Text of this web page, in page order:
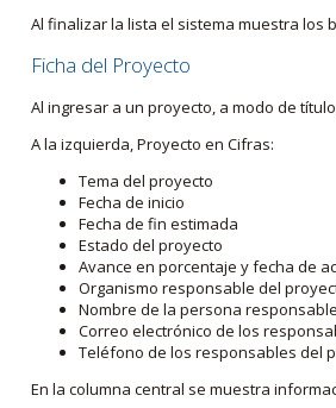
Al finalizar la lista el sistema muestra los
Ficha del Proyecto
Al ingresar a un proyecto, a modo de
A la izquierda, Proyecto en Cifras:
Tema del proyecto
Fecha de inicio
Fecha de fin estimada
Estado del proyecto
Avance en porcentaje y fecha de
Organismo responsable del
Nombre de la persona
Correo electrónico de los
Teléfono de los responsables del
En la columna central se muestra